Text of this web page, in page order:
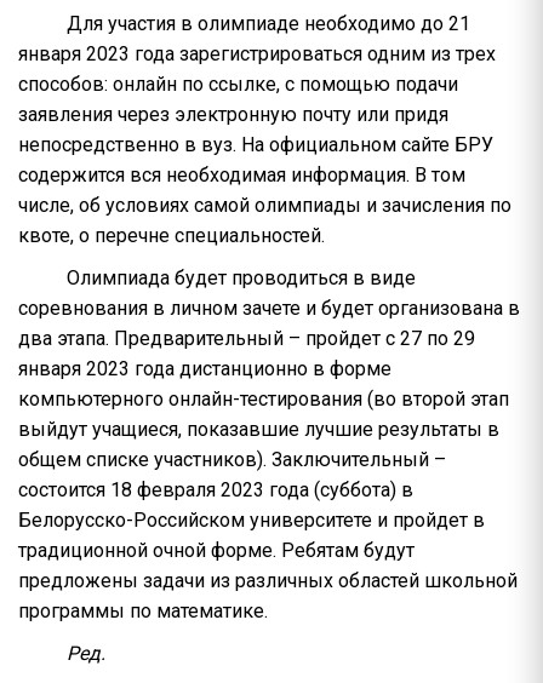
Для участия в олимпиаде необходимо до 21
января 2023 года зарегистрироваться одним из трех
способов: онлайн по ссылке, с помощью подачи
заявления через электронную почту или придя
непосредственно в вуз. На официальном сайте БРУ
содержится вся необходимая информация. В том
числе, об условиях самой олимпиады и зачисления по
квоте, о перечне специальностей.
Олимпиада будет проводиться в виде
соревнования в личном зачете и будет организована в
два этапа. Предварительный – пройдет с 27 по 29
января 2023 года дистанционно в форме
компьютерного онлайн-тестирования (во второй этап
выйдут учащиеся, показавшие лучшие результаты в
общем списке участников). Заключительный –
состоится 18 февраля 2023 года (суббота) в
Белорусско-Российском университете и пройдет в
традиционной очной форме. Ребятам будут
предложены задачи из различных областей школьной
программы по математике.
Ред.